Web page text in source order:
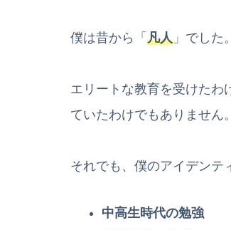
僕は昔から「 凡人 」でした。
エリートな教育を受けたわ
ていたわけでもありません。
それでも、僕のアイデンテ
中高生時代の勉強